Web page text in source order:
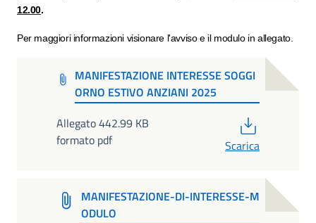
12.00.
Per maggiori informazioni visionare l'avviso e il modulo in allegato.
MANIFESTAZIONE INTERESSE SOGGI
ORNO ESTIVO ANZIANI 2025
Allegato 442.99 KB
formato pdf
Scarica
MANIFESTAZIONE-DI-INTERESSE-M
ODULO